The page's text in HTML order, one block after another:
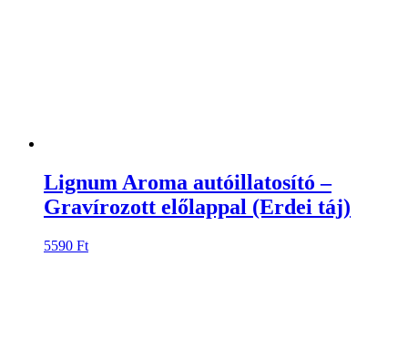
Lignum Aroma autóillatosító –
Gravírozott előlappal (Erdei táj)
5590 Ft